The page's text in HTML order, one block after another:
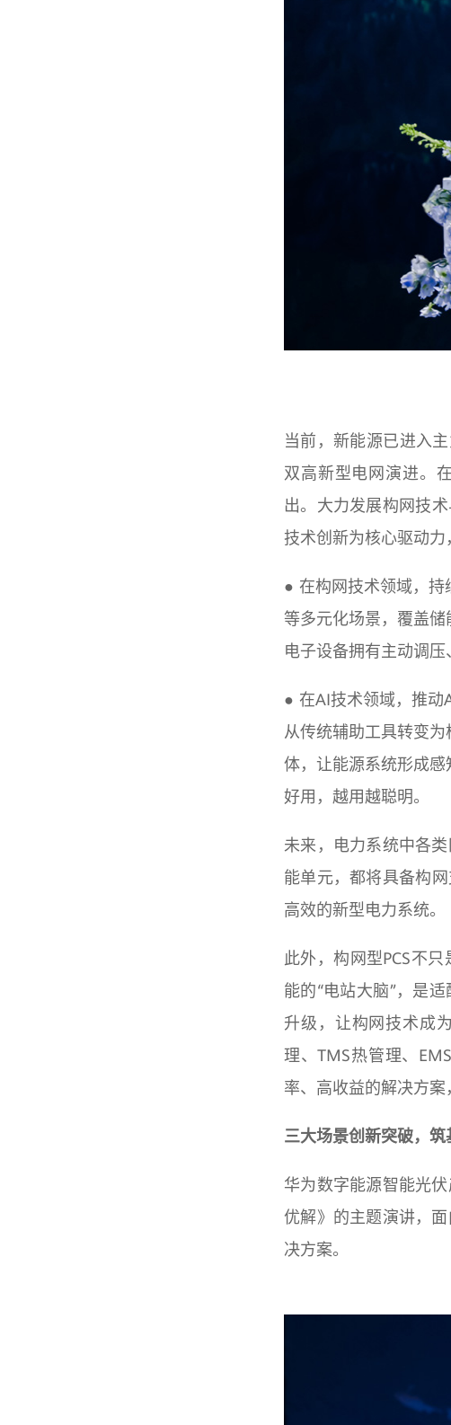
当前，新能源已进入
双高新型电网演进。
出。大力发展构网技
技术创新为核心驱动力
● 在构网技术领域，持
等多元化场景，覆盖
电子设备拥有主动调压
● 在AI技术领域，推动
从传统辅助工具转变
体，让能源系统形成
好用，越用越聪明。
未来，电力系统中各
能单元，都将具备构
高效的新型电力系统。
此外，构网型PCS不
能的“电站大脑”，是
升级，让构网技术成
理、TMS热管理、
率、高收益的解决方案
三大场景创新突破，
华为数字能源智能光
优解》的主题演讲，
决方案。